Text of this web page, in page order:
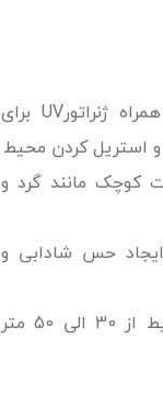
دارای فیلتر فوتوکاتالیست به همراه ژنراتورUV برای
استریل کردن محیط
کوچک مانند گرد و
ایجاد حس شادابی و
میزان فضای پوشش دهی محیط از 30 الی 50 متر